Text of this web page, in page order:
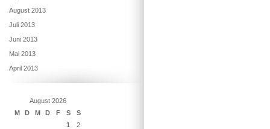
August 2013
Juli 2013
Juni 2013
Mai 2013
April 2013
August 2026
M
D M D F S
S
1
2